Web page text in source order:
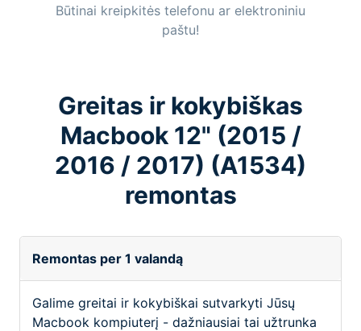
Būtinai kreipkitės telefonu ar elektroniniu
paštu!
Greitas ir kokybiškas
Macbook 12" (2015 /
2016 / 2017) (A1534)
remontas
Remontas per 1 valandą
Galime greitai ir kokybiškai sutvarkyti Jūsų
Macbook kompiuterį - dažniausiai tai užtrunka